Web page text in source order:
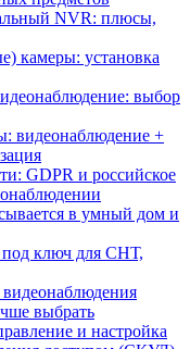
NVR: плюсы,
камеры: установка
выбор
видеонаблюдение +
GDPR и российское
в умный дом и
ключ для СНТ,
видеонаблюдения
выбрать
и настройка